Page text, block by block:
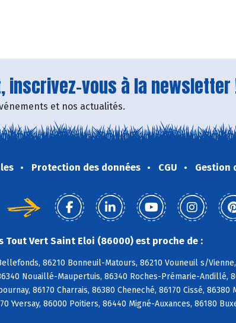
inscrivez-vous à la newsletter
et nos actualités.
Protection des données CGU Gestion
Tout Vert Saint Eloi (86000) est proche de :
86210 Bonneuil-Matours, 86210 Vouneuil s/
Nouaillé-Maupertuis, 86340 Roches-Prémarie-Andillé,
86170 Charrais, 86380 Cheneché, 86170 Cissé,
Yversay, 86000 Poitiers, 86440 Migné-Auxances, 86180